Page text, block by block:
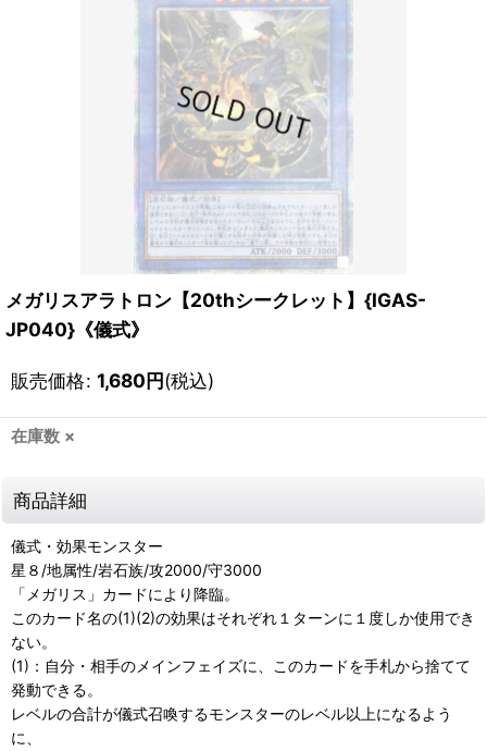
メガリスアラトロン【20thシークレット】{IGAS-
JP040}《儀式》
販売価格: 1,680円(税込)
在庫数 ×
商品詳細
儀式・効果モンスター
星８/地属性/岩石族/攻2000/守3000
「メガリス」カードにより降臨。
このカード名の(1)(2)の効果はそれぞれ１ターンに１度しか使用でき
ない。
(1)：自分・相手のメインフェイズに、このカードを手札から捨てて
発動できる。
レベルの合計が儀式召喚するモンスターのレベル以上になるよう
に、